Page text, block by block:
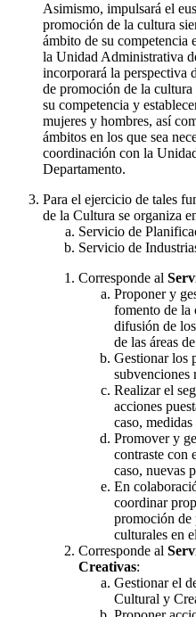
Asimismo, impulsará el
promoción de la cultura
ámbito de su competencia
la Unidad Administrativa
incorporará la perspectiva
de promoción de la
su competencia y
mujeres y hombres, así
ámbitos en los que sea
coordinación con la
Departamento.
Para el ejercicio de tales
de la Cultura se organiza
Servicio de
Servicio de
Corresponde al
Proponer y
fomento de la
difusión de
de las áreas
Gestionar los
subvenciones
Realizar el
acciones
caso,
Promover y
contraste con
caso, nuevas
En
coordinar
promoción de
culturales en
Corresponde al
Creativas:
Gestionar el
Cultural y